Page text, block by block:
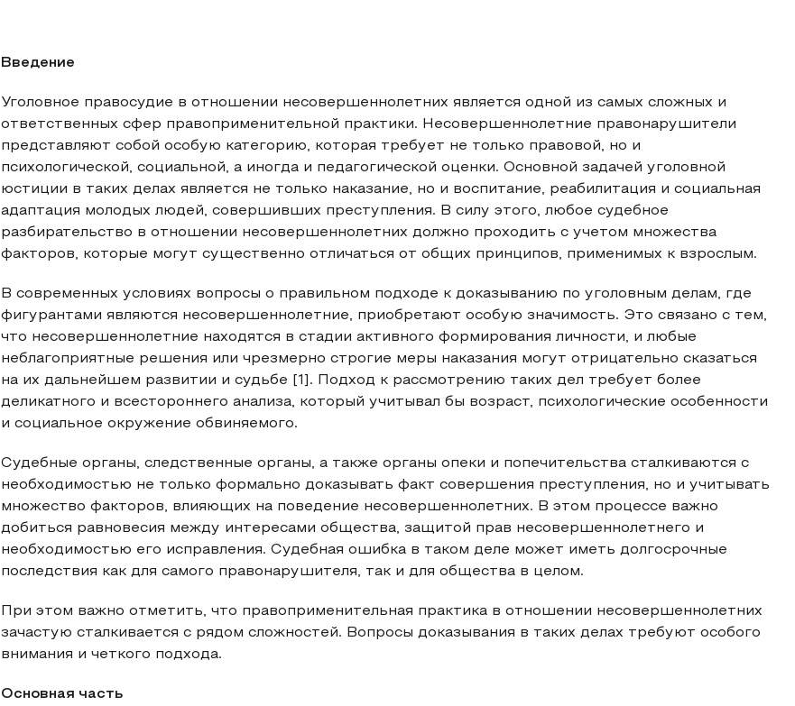
Введение
Уголовное правосудие в отношении несовершеннолетних является одной из самых сложных и
ответственных сфер правоприменительной практики. Несовершеннолетние правонарушители
представляют собой особую категорию, которая требует не только правовой, но и
психологической, социальной, а иногда и педагогической оценки. Основной задачей уголовной
юстиции в таких делах является не только наказание, но и воспитание, реабилитация и социальная
адаптация молодых людей, совершивших преступления. В силу этого, любое судебное
разбирательство в отношении несовершеннолетних должно проходить с учетом множества
факторов, которые могут существенно отличаться от общих принципов, применимых к взрослым.
В современных условиях вопросы о правильном подходе к доказыванию по уголовным делам, где
фигурантами являются несовершеннолетние, приобретают особую значимость. Это связано с тем,
что несовершеннолетние находятся в стадии активного формирования личности, и любые
неблагоприятные решения или чрезмерно строгие меры наказания могут отрицательно сказаться
на их дальнейшем развитии и судьбе [1]. Подход к рассмотрению таких дел требует более
деликатного и всестороннего анализа, который учитывал бы возраст, психологические особенности
и социальное окружение обвиняемого.
Судебные органы, следственные органы, а также органы опеки и попечительства сталкиваются с
необходимостью не только формально доказывать факт совершения преступления, но и учитывать
множество факторов, влияющих на поведение несовершеннолетних. В этом процессе важно
добиться равновесия между интересами общества, защитой прав несовершеннолетнего и
необходимостью его исправления. Судебная ошибка в таком деле может иметь долгосрочные
последствия как для самого правонарушителя, так и для общества в целом.
При этом важно отметить, что правоприменительная практика в отношении несовершеннолетних
зачастую сталкивается с рядом сложностей. Вопросы доказывания в таких делах требуют особого
внимания и четкого подхода.
Основная часть